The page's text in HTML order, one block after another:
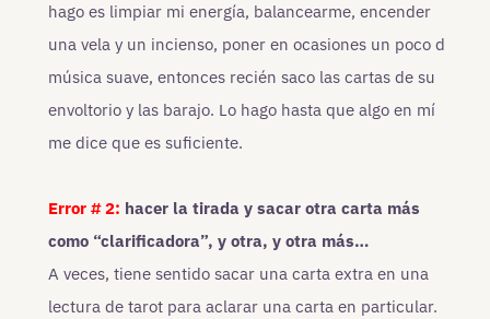
hago es limpiar mi energía, balancearme, encender
una vela y un incienso, poner en ocasiones un poco d
música suave, entonces recién saco las cartas de su
envoltorio y las barajo. Lo hago hasta que algo en mí
me dice que es suficiente.
Error # 2: hacer la tirada y sacar otra carta más
como “clarificadora”, y otra, y otra más…
A veces, tiene sentido sacar una carta extra en una
lectura de tarot para aclarar una carta en particular.